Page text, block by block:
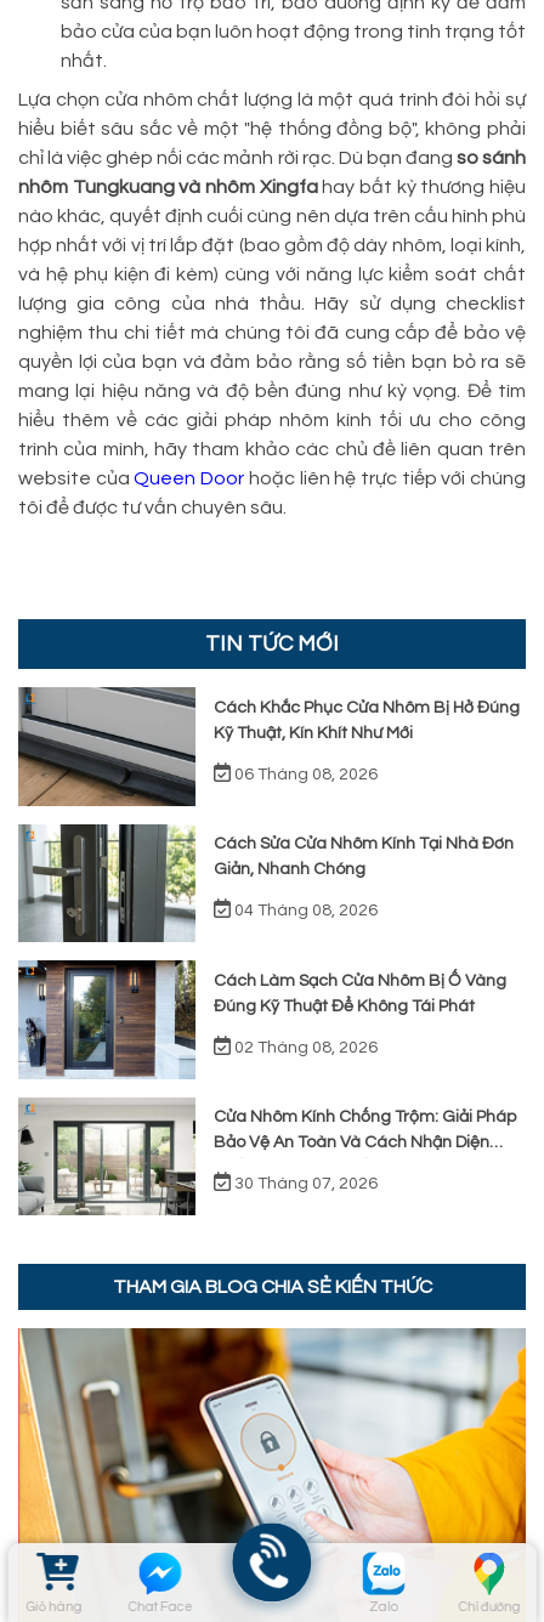
Giỏ hàng Chat Face Zalo Chỉ đường
bảo cửa của bạn luôn hoạt động trong tình trạng tốt
nhất.
Lựa chọn cửa nhôm chất lượng là một quá trình đòi hỏi sự
hiểu biết sâu sắc về một "hệ thống đồng bộ", không phải
chỉ là việc ghép nối các mảnh rời rạc. Dù bạn đang so sánh
nhôm Tungkuang và nhôm Xingfahay bất kỳ thương hiệu
nào khác, quyết định cuối cùng nên dựa trên cấu hình phù
hợp nhất với vị trí lắp đặt (bao gồm độ dày nhôm, loại kính,
và hệ phụ kiện đi kèm) cùng với năng lực kiểm soát chất
lượng gia công của nhà thầu. Hãy sử dụng checklist
nghiệm thu chi tiết mà chúng tôi đã cung cấp để bảo vệ
quyền lợi của bạn và đảm bảo rằng số tiền bạn bỏ ra sẽ
mang lại hiệu năng và độ bền đúng như kỳ vọng. Để tìm
hiểu thêm về các giải pháp nhôm kính tối ưu cho công
trình của mình, hãy tham khảo các chủ đề liên quan trên
website củaQueen Door hoặc liên hệ trực tiếp với chúng
tôi để được tư vấn chuyên sâu.
TIN TỨC MỚI
Cách Khắc Phục Cửa Nhôm Bị Hở Đúng
Kỹ Thuật, Kín Khít Như Mới
06 Tháng 08, 2026
Cách Sửa Cửa Nhôm Kính Tại Nhà Đơn
Giản, Nhanh Chóng
04 Tháng 08, 2026
Cách Làm Sạch Cửa Nhôm Bị Ố Vàng
Đúng Kỹ Thuật Để Không Tái Phát
02 Tháng 08, 2026
Cửa Nhôm Kính Chống Trộm: Giải Pháp
Bảo Vệ An Toàn Và Cách Nhận Diện
Chất Lượng Thực Tế
30 Tháng 07, 2026
THAM GIA BLOG CHIA SẺ KIẾN THỨC